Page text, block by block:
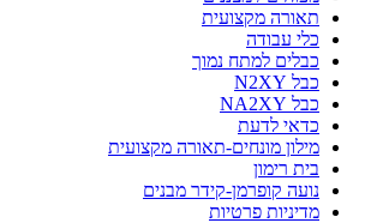
תאורה מקצועית
כלי עבודה
כבלים למתח נמוך
כבל N2XY
כבל NA2XY
כדאי לדעת
מילון מונחים-תאורה מקצועית
בית רימון
נועה קופרמן-קידר מבנים
מדיניות פרטיות